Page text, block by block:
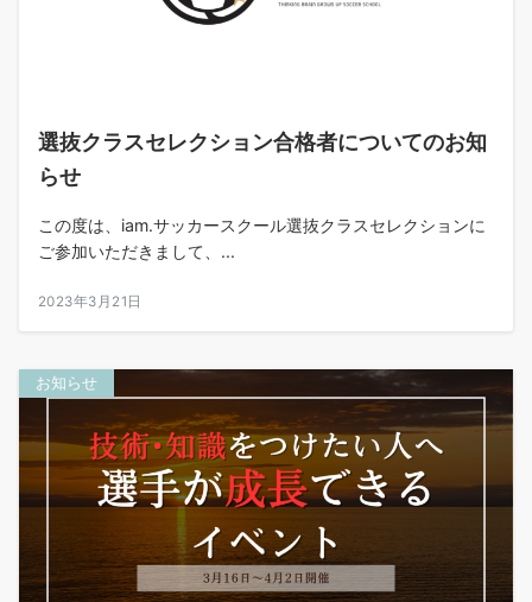
選抜クラスセレクション合格者についてのお知
らせ
この度は、iam.サッカースクール選抜クラスセレクションに
ご参加いただきまして、...
2023年3月21日
お知らせ